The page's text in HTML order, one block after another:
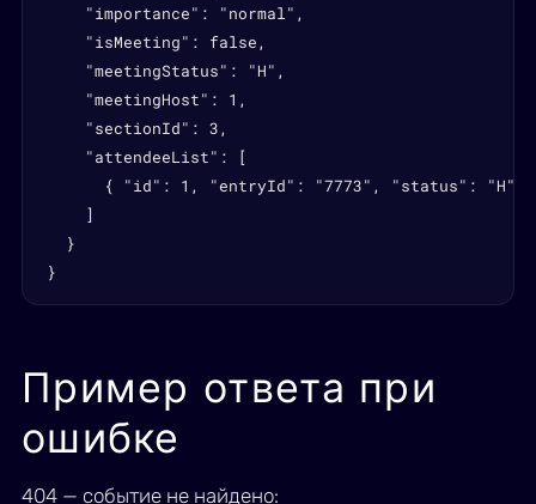
    "importance": "normal",
    "isMeeting": false,
    "meetingStatus": "H",
    "meetingHost": 1,
    "sectionId": 3,
    "attendeeList": [
      { "id": 1, "entryId": "7773", "status": "H" }
    ]
  }
}
Пример ответа при
ошибке
404 — событие не найдено: